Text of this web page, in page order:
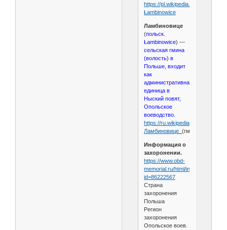
https://pl.wikipedia.org/wiki/
Łambinowice
Ламбиновице
(польск.
Łambinowice) —
сельская гмина
(волость) в
Польше, входит
как
административная
единица в
Ныский повят,
Опольское
воеводство.
https://ru.wikipedia.org/wiki/
Ламбиновице_ (гмина)
Информация о
захоронении.
https://www.obd-
memorial.ru/html/info.htm?
id=86222567
Страна
захоронения
Польша
Регион
захоронения
Опольское воев.